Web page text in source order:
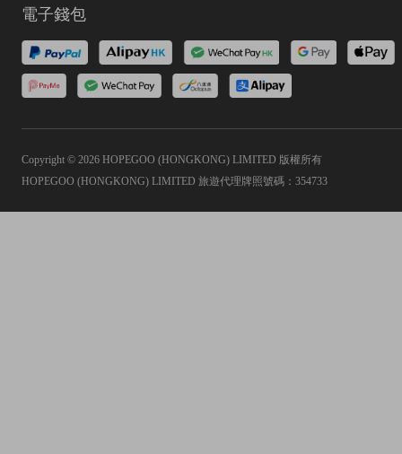
電子錢包
Copyright © 2026 HOPEGOO (HONGKONG) LIMITED 版權所有
HOPEGOO (HONGKONG) LIMITED 旅遊代理牌照號碼：354733